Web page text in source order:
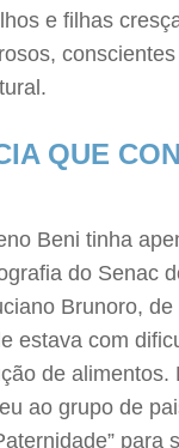
e filhas
QUE
Beni tinha
do Senac
Brunoro, de
estava com
de alimentos.
ao grupo de
para